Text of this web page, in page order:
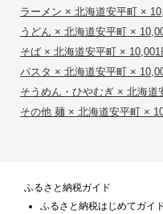
ラーメン × 北海道安平町 ×
うどん × 北海道安平町 ×
そば × 北海道安平町 × 10,001
パスタ × 北海道安平町 ×
そうめん・ひやむぎ × 北海道
その他 麺 × 北海道安平町 ×
ふるさと納税ガイド
ふるさと納税はじめてガイ